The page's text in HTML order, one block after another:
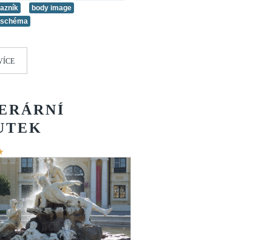
body image
5/ 5